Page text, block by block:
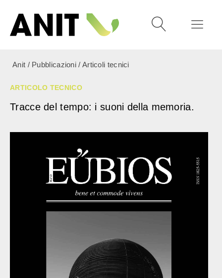
Anit / Pubblicazioni / Articoli tecnici
ARTICOLO TECNICO
Tracce del tempo: i suoni della memoria.